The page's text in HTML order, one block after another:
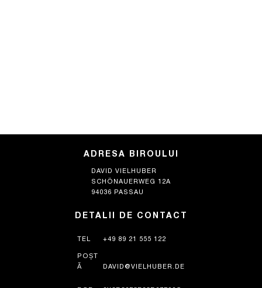
ADRESA BIROULUI
DAVID VIELHUBER
SCHÖNAUERWEG 12A
94036 PASSAU
DETALII DE CONTACT
TEL +49 89 21 555 122
POȘT
Ă
DAVID@VIELHUBER.DE